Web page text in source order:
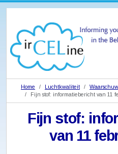
Home Luchtkwaliteit
Fijn stof: informatiebericht van 11
Fijn stof:
van 11